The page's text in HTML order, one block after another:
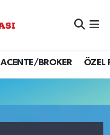
ACENTE/BROKER ÖZEL